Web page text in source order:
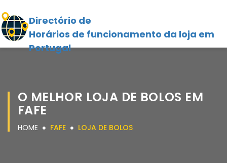
Directório de
Horários de funcionamento da loja em
Portugal
O MELHOR LOJA DE BOLOS EM
FAFE
HOME FAFE LOJA DE BOLOS